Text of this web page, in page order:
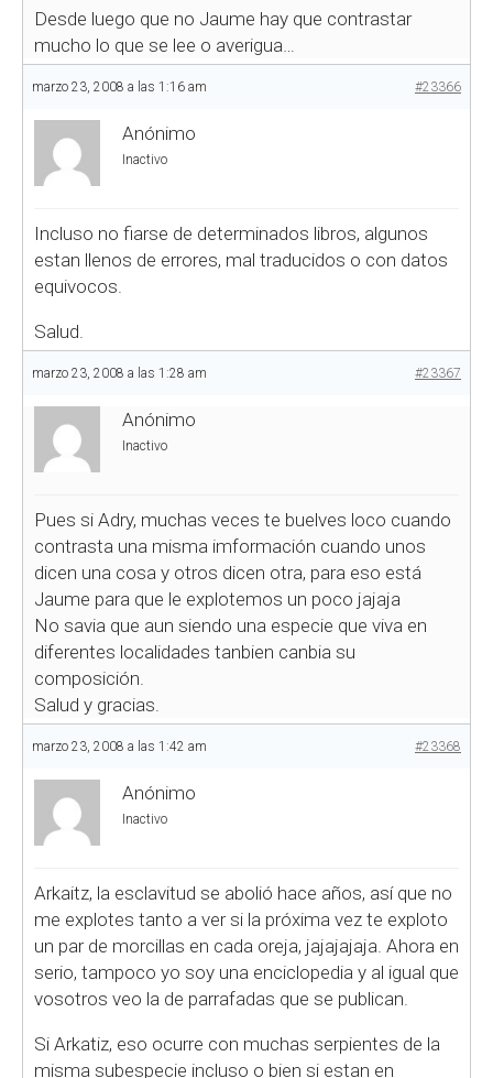
Desde luego que no Jaume hay que contrastar
mucho lo que se lee o averigua…
marzo 23, 2008 a las 1:16 am #23366
Anónimo
Inactivo
Incluso no fiarse de determinados libros, algunos
estan llenos de errores, mal traducidos o con datos
equivocos.
Salud.
marzo 23, 2008 a las 1:28 am #23367
Anónimo
Inactivo
Pues si Adry, muchas veces te buelves loco cuando
contrasta una misma imformación cuando unos
dicen una cosa y otros dicen otra, para eso está
Jaume para que le explotemos un poco jajaja
No savia que aun siendo una especie que viva en
diferentes localidades tanbien canbia su
composición.
Salud y gracias.
marzo 23, 2008 a las 1:42 am #23368
Anónimo
Inactivo
Arkaitz, la esclavitud se abolió hace años, así que no
me explotes tanto a ver si la próxima vez te exploto
un par de morcillas en cada oreja, jajajajaja. Ahora en
serio, tampoco yo soy una enciclopedia y al igual que
vosotros veo la de parrafadas que se publican.
Si Arkatiz, eso ocurre con muchas serpientes de la
misma subespecie incluso o bien si estan en